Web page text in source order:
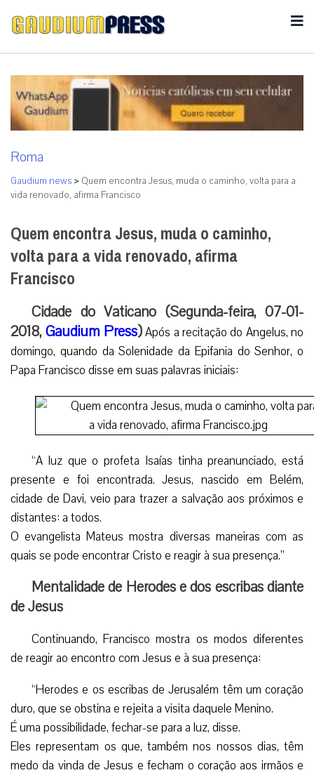
Roma
Gaudium news > Quem encontra Jesus, muda o caminho, volta para a
vida renovado, afirma Francisco
Quem encontra Jesus, muda o caminho,
volta para a vida renovado, afirma
Francisco
Cidade do Vaticano (Segunda-feira, 07-01-
2018,Gaudium Press)Após a recitação do Angelus, no
domingo, quando da Solenidade da Epifania do Senhor, o
Papa Francisco disse em suas palavras iniciais:
“A luz que o profeta Isaías tinha preanunciado, está
presente e foi encontrada. Jesus, nascido em Belém,
cidade de Davi, veio para trazer a salvação aos próximos e
distantes: a todos.
O evangelista Mateus mostra diversas maneiras com as
quais se pode encontrar Cristo e reagir à sua presença.”
Mentalidade de Herodes e dos escribas diante
de Jesus
Continuando, Francisco mostra os modos diferentes
de reagir ao encontro com Jesus e à sua presença:
“Herodes e os escribas de Jerusalém têm um coração
duro, que se obstina e rejeita a visita daquele Menino.
É uma possibilidade, fechar-se para a luz, disse.
Eles representam os que, também nos nossos dias, têm
medo da vinda de Jesus e fecham o coração aos irmãos e